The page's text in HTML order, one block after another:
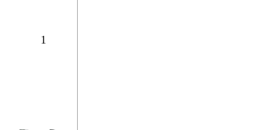
1